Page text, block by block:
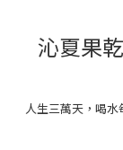
沁夏果
人生三萬天 ，喝水